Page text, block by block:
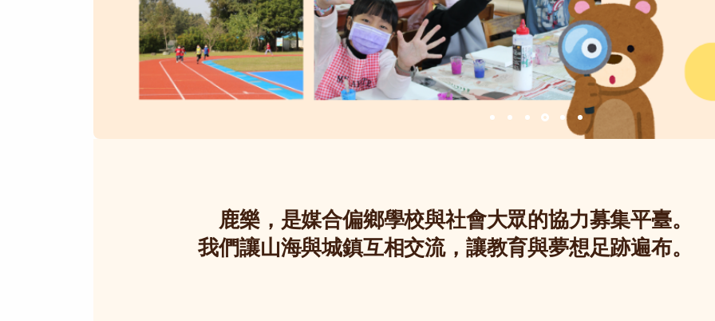
鹿樂，是媒合偏鄉學校與社會大眾的協力募集平臺。
我們讓山海與城鎮互相交流，讓教育與夢想足跡遍布。